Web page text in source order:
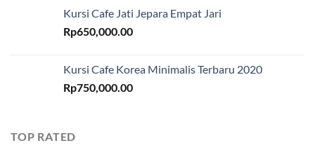
Kursi Cafe Jati Jepara Empat Jari
Rp650,000.00
Kursi Cafe Korea Minimalis Terbaru 2020
Rp750,000.00
TOP RATED